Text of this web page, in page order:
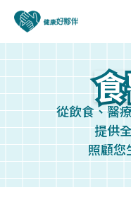
從飲食、醫
提供
照顧您